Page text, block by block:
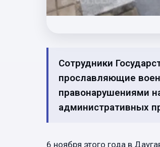
Сотрудники
прославляющие
правонарушениями
административных
6 ноября этого года в